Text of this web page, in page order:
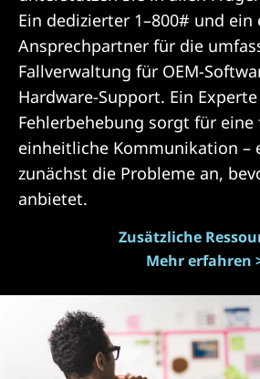
Ein dedizierter 1–800# und ein
Ansprechpartner für die
Fallverwaltung für OEM-
Hardware-Support. Ein
Fehlerbehebung sorgt für eine
einheitliche Kommunikation –
zunächst die Probleme an,
anbietet.
Zusätzliche
Mehr erfahren